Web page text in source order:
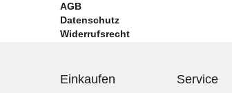
AGB
Datenschutz
Widerrufsrecht
Einkaufen Service